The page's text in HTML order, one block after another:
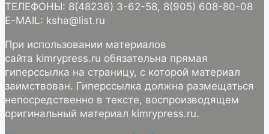
ТЕЛЕФОНЫ: 8(48236) 3-62-58, 8(905) 608-80-08
E-MAIL: ksha@list.ru
При использовании материалов
сайта kimrypress.ru обязательна прямая
гиперссылка на страницу, с которой материал
заимствован. Гиперссылка должна размещаться
непосредственно в тексте, воспроизводящем
оригинальный материал kimrypress.ru.